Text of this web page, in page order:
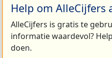
Help om AlleCijfers
AlleCijfers is gratis te
informatie waardevol?
doen.